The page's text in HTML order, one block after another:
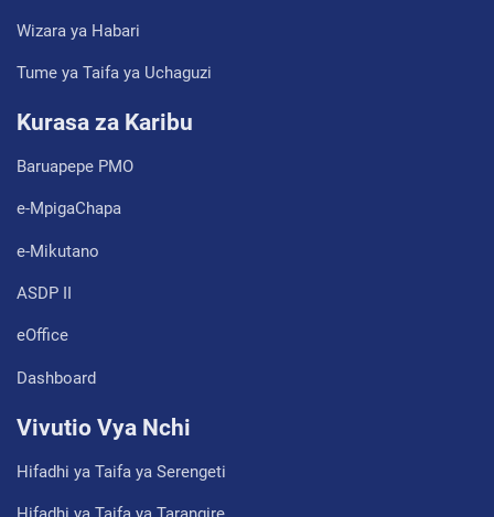
Wizara ya Habari
Tume ya Taifa ya Uchaguzi
Kurasa za Karibu
Baruapepe PMO
e-MpigaChapa
e-Mikutano
ASDP II
eOffice
Dashboard
Vivutio Vya Nchi
Hifadhi ya Taifa ya Serengeti